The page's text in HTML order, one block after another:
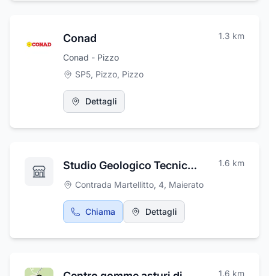
Conad 1.3 km
Conad - Pizzo
SP5, Pizzo, Pizzo
Dettagli
Studio Geologico Tecnico Domenico Burello 1.6 km
Contrada Martellitto, 4, Maierato
Chiama Dettagli
1.6 km